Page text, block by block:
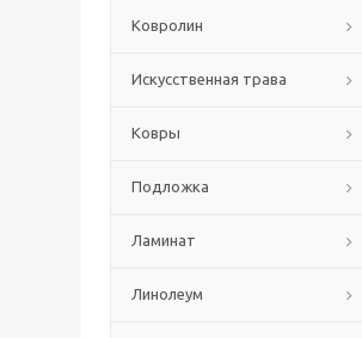
Ковролин
Искусственная трава
Ковры
Подложка
Ламинат
Линолеум